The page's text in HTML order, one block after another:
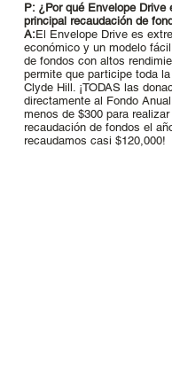
P: ¿Por qué Envelope Drive
principal recaudación de
A:El Envelope Drive es
económico y un modelo
de fondos con altos
permite que participe toda
Clyde Hill. ¡TODAS las
directamente al Fondo
menos de $300 para
recaudación de fondos el
recaudamos casi $120,000!